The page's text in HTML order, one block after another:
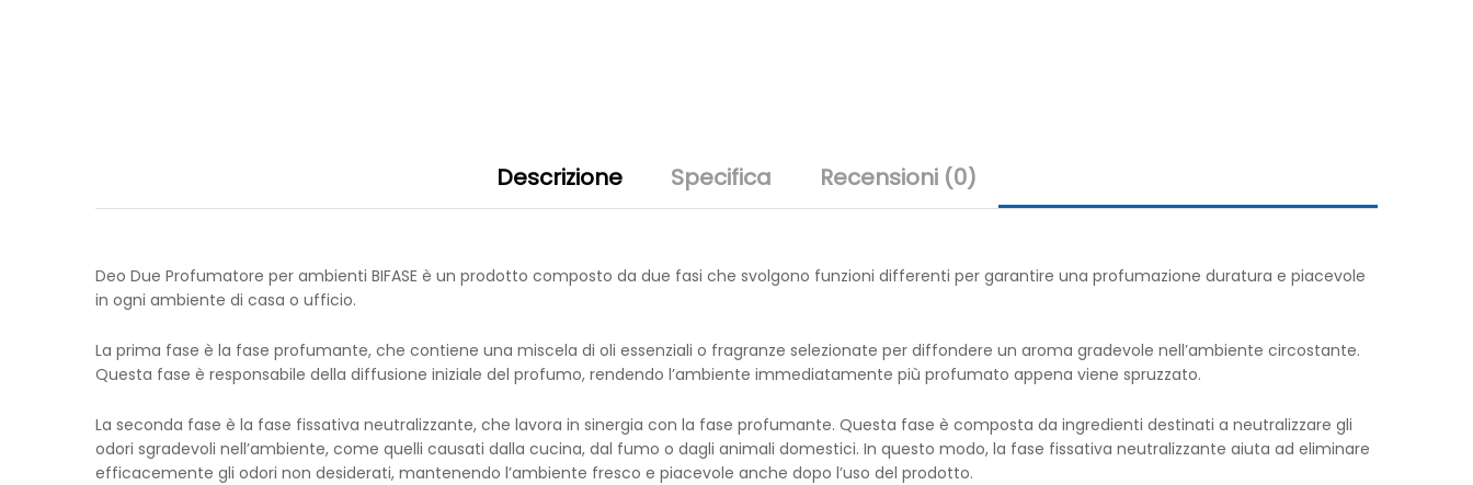
Descrizione Specifica Recensioni (0)
Deo Due Profumatore per ambienti BIFASE è un prodotto composto da due fasi che svolgono funzioni differenti per garantire una profumazione duratura e piacevole
in ogni ambiente di casa o ufficio.
La prima fase è la fase profumante, che contiene una miscela di oli essenziali o fragranze selezionate per diffondere un aroma gradevole nell’ambiente circostante.
Questa fase è responsabile della diffusione iniziale del profumo, rendendo l’ambiente immediatamente più profumato appena viene spruzzato.
La seconda fase è la fase fissativa neutralizzante, che lavora in sinergia con la fase profumante. Questa fase è composta da ingredienti destinati a neutralizzare gli
odori sgradevoli nell’ambiente, come quelli causati dalla cucina, dal fumo o dagli animali domestici. In questo modo, la fase fissativa neutralizzante aiuta ad eliminare
efficacemente gli odori non desiderati, mantenendo l’ambiente fresco e piacevole anche dopo l’uso del prodotto.